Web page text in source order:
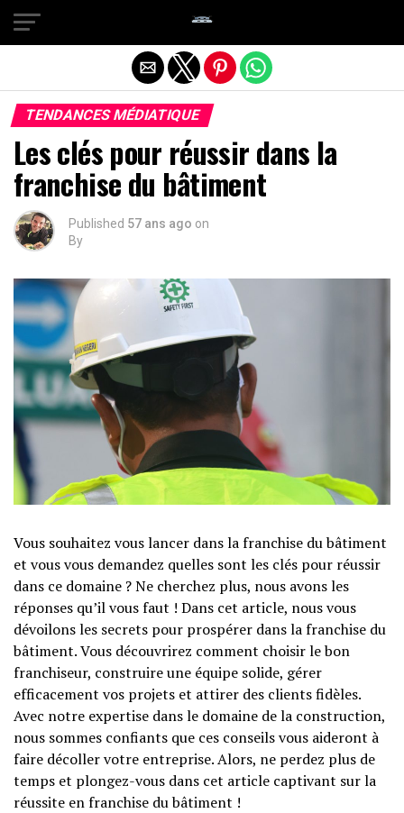
TENDANCES MÉDIATIQUE
Les clés pour réussir dans la
franchise du bâtiment
Published 57 ans ago on
By
Vous souhaitez vous lancer dans la franchise du bâtiment
et vous vous demandez quelles sont les clés pour réussir
dans ce domaine ? Ne cherchez plus, nous avons les
réponses qu’il vous faut ! Dans cet article, nous vous
dévoilons les secrets pour prospérer dans la franchise du
bâtiment. Vous découvrirez comment choisir le bon
franchiseur, construire une équipe solide, gérer
efficacement vos projets et attirer des clients fidèles.
Avec notre expertise dans le domaine de la construction,
nous sommes confiants que ces conseils vous aideront à
faire décoller votre entreprise. Alors, ne perdez plus de
temps et plongez-vous dans cet article captivant sur la
réussite en franchise du bâtiment !
Quitter la version mobile